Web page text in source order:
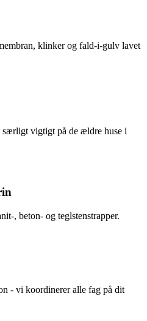
klinker og fald-i-gulv lavet
vigtigt på de ældre huse i
, beton- og teglstenstrapper.
- vi koordinerer alle fag på dit